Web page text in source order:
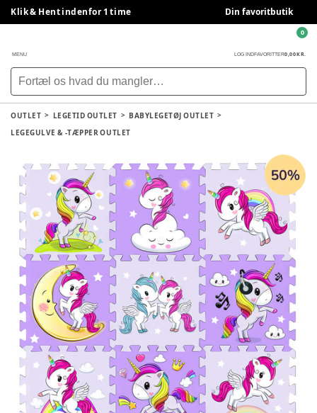
Klik & Hent indenfor 1 time Din favoritbutik
MENU LOG INDFAVORITTER0,00 KR.
0
OUTLET LEGETID OUTLET
BABYLEGETØJ OUTLET
LEGEGULVE & -TÆPPER OUTLET